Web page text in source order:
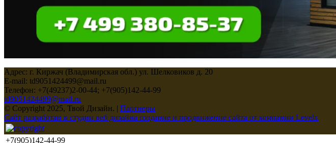
Адрес: г. Киржач (Владимирская обл.) ул. Шелковиков д. 20
E-mail: td9051424499@mail.ru
Телефон: +7(49237)2-00-44; +7(905)142-44-99
td9051424499@mail.ru
© Copyright 2025, Твой Дизайн. | Партнеры
Сайт разработан в студии веб дизайна создание и продвижение сайта от компании Levelx
+7(905)142-44-99